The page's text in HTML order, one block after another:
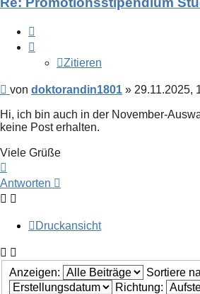
Zitieren
Beitrag
von doktorandin1801 » 29.11.2025,
Hi, ich bin auch in der November-
keine Post erhalten.
Viele Grüße
oben
Antworten
Druckansicht
Anzeigen:
Sortiere
Richtung: